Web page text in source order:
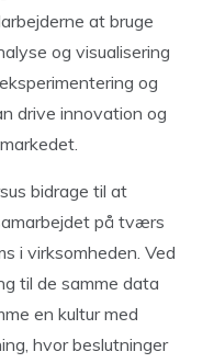
at bruge
og visualisering
og
drive innovation og
bidrage til at
på tværs
i virksomheden. Ved
til de samme data
en kultur med
hvor beslutninger